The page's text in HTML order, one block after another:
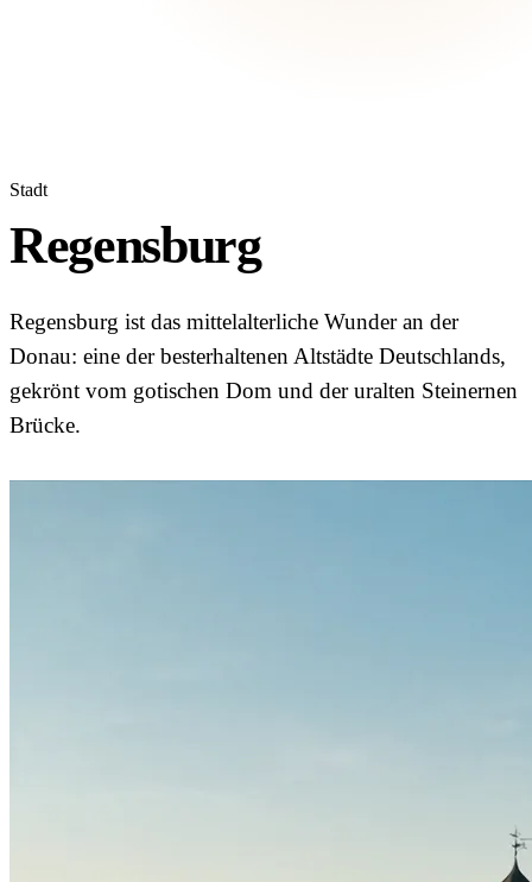
Stadt
Regensburg
Regensburg ist das mittelalterliche Wunder an der
Donau: eine der besterhaltenen Altstädte Deutschlands,
gekrönt vom gotischen Dom und der uralten Steinernen
Brücke.